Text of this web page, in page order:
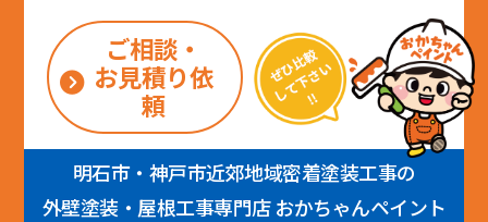
ご相談・
お見積り依
頼
明石市・神戸市近郊地域密着塗装工事の
外壁塗装・屋根工事専門店 おかちゃんペイント